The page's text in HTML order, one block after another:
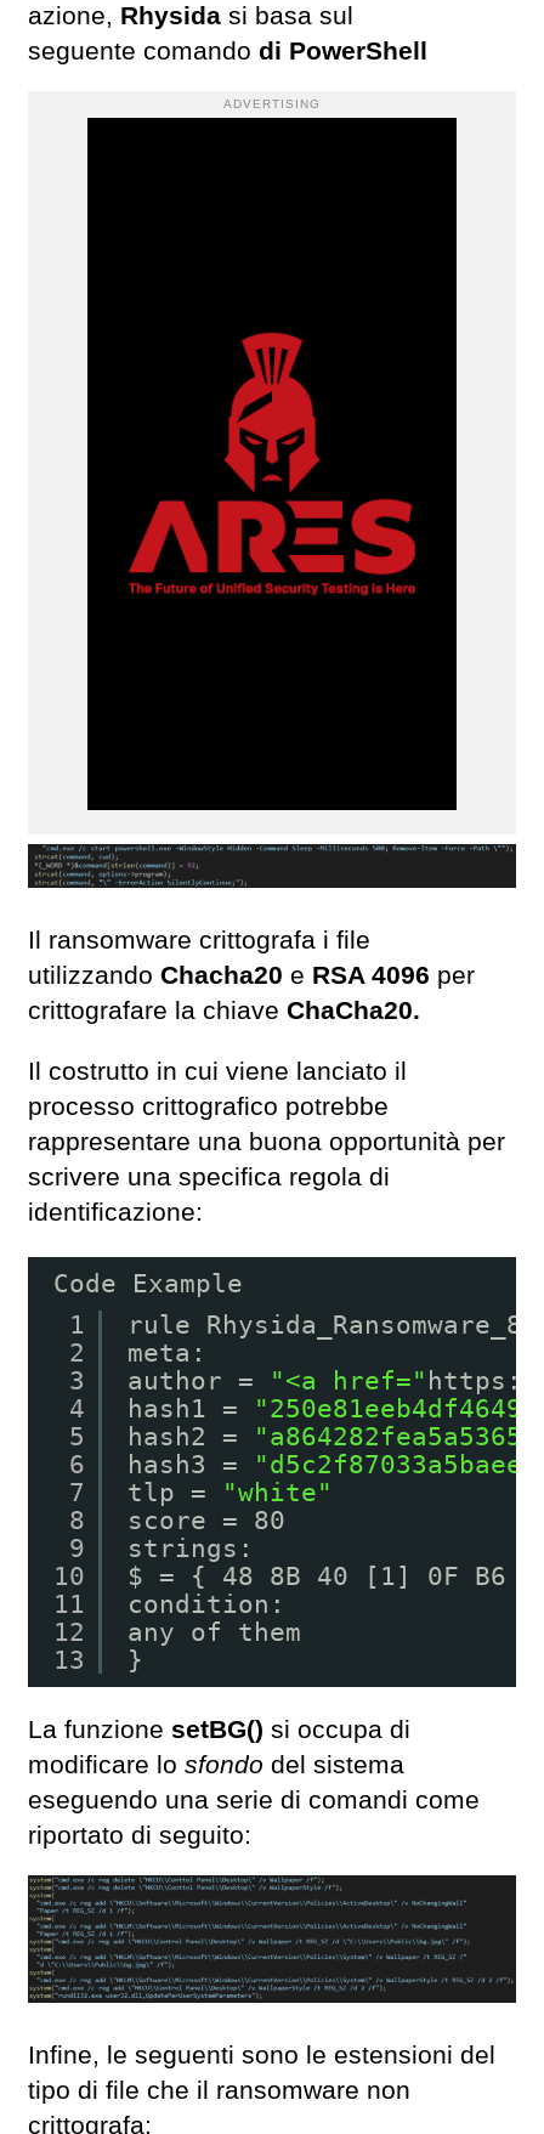
azione, Rhysida si basa sul
seguente comando di PowerShell
ADVERTISING
Il ransomware crittografa i file
utilizzando Chacha20 e RSA 4096 per
crittografare la chiave ChaCha20.
Il costrutto in cui viene lanciato il
processo crittografico potrebbe
rappresentare una buona opportunità per
scrivere una specifica regola di
identificazione:
Code Example
1
2
3
4
5
6
7
8
9
10
11
12
13
rule
meta:
author =
"<a href=" https:
hash1 =
hash2 =
hash3 =
tlp =
"white"
score = 80
strings:
$ = { 48 8B 40 [1] 0F B6
condition:
any of them
}
La funzione setBG() si occupa di
modificare lo sfondo del sistema
eseguendo una serie di comandi come
riportato di seguito:
Infine, le seguenti sono le estensioni del
tipo di file che il ransomware non
crittografa: